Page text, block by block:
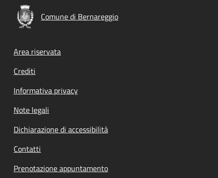
Comune di Bernareggio
Footer menu
Area riservata
Crediti
Informativa privacy
Note legali
Dichiarazione di accessibilità
Contatti
Prenotazione appuntamento